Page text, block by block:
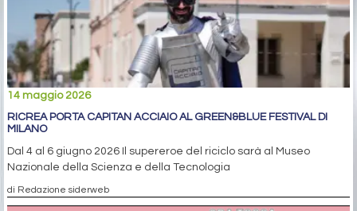
14 maggio 2026
RICREA PORTA CAPITAN ACCIAIO AL GREEN&BLUE FESTIVAL DI
MILANO
Dal 4 al 6 giugno 2026 Il supereroe del riciclo sarà al Museo
Nazionale della Scienza e della Tecnologia
di Redazione siderweb